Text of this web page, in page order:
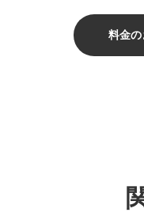
料金